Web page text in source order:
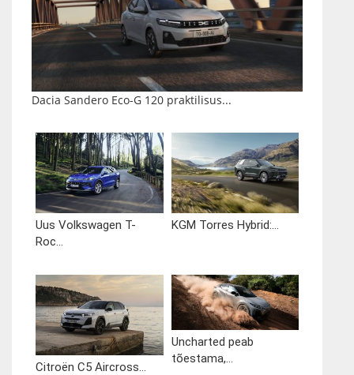
Dacia Sandero Eco-G 120 praktilisus...
Uus Volkswagen T-
Roc...
KGM Torres Hybrid:...
Citroën C5 Aircross...
Uncharted peab
tõestama,...